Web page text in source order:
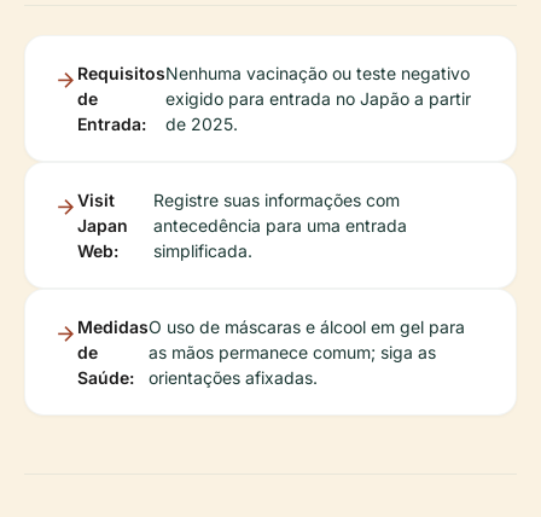
Requisitos
de
Entrada:
Nenhuma vacinação ou teste negativo
exigido para entrada no Japão a partir
de 2025.
Visit
Japan
Web:
Registre suas informações com
antecedência para uma entrada
simplificada.
Medidas
de
Saúde:
O uso de máscaras e álcool em gel para
as mãos permanece comum; siga as
orientações afixadas.